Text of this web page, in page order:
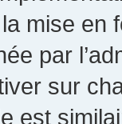
mise en
par
sur
est